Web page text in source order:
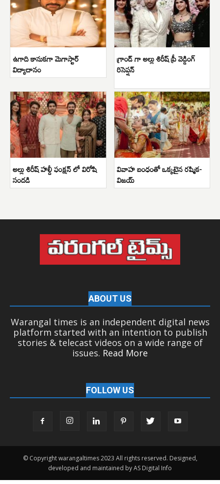
ఉగాది కానుకగా మెగాస్టార్
విద్యాదానం
గ్రాండ్ గా అల్లు శిరీష్ ప్రీ వెడ్డింగ్
రిసెప్షన్
అల్లు శిరీష్ హల్దీ ఫంక్షన్ లో విరోషి
సందడి
వివాహ బంధంతో ఒక్కటైన రష్మిక-
విజయ్
ABOUT US
Warangal times is an independent digital news
platform started with an intention to publish
stories & telecast videos on a wide range of
issues. Read More
FOLLOW US
© Copyright warangaltimes 2023 All rights reserved. Designed,
developed and maintained by AS Digital Info